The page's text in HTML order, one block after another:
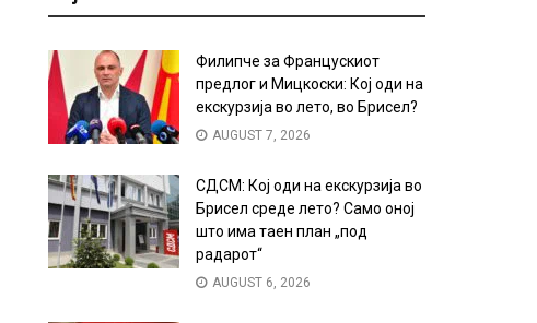
Филипче за Францускиот
предлог и Мицкоски: Кој оди на
екскурзија во лето, во Брисел?
AUGUST 7, 2026
СДСМ: Кој оди на екскурзија во
Брисел среде лето? Само оној
што има таен план „под
радарот“
AUGUST 6, 2026